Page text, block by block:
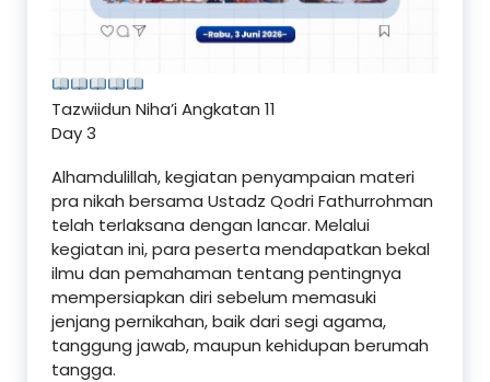
Tazwiidun Niha’i Angkatan 11
Day 3
Alhamdulillah, kegiatan penyampaian materi
pra nikah bersama Ustadz Qodri Fathurrohman
telah terlaksana dengan lancar. Melalui
kegiatan ini, para peserta mendapatkan bekal
ilmu dan pemahaman tentang pentingnya
mempersiapkan diri sebelum memasuki
jenjang pernikahan, baik dari segi agama,
tanggung jawab, maupun kehidupan berumah
tangga.